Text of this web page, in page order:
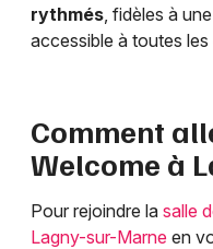
rythmés, fidèles à
accessible à toutes
Comment
Welcome à
Pour rejoindre la salle
Lagny-sur-Marne en